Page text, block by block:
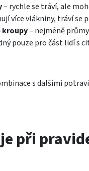
– rychle se tráví, ale
více vlákniny, tráví se
kroupy– nejméně
pouze pro část lidí s
s dalšími
při